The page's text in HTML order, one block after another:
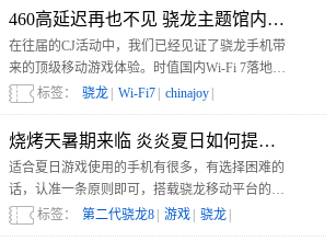
460高延迟再也不见 骁龙主题馆内探寻次
在往届的CJ活动中，我们已经见证了骁龙手机带
来的顶级移动游戏体验。时值国内Wi-Fi 7落地开
放前夕，在今年的骁龙主题馆中，高通为我们着
重带来了新一代网络技术对游戏体验的改善。
标签： 骁龙 Wi-Fi7 chinajoy
烧烤天暑期来临 炎炎夏日如何提升游戏体
适合夏日游戏使用的手机有很多，有选择困难的
话，认准一条原则即可，搭载骁龙移动平台的手
机，游戏体验肯定不错。
标签： 第二代骁龙8 游戏 骁龙